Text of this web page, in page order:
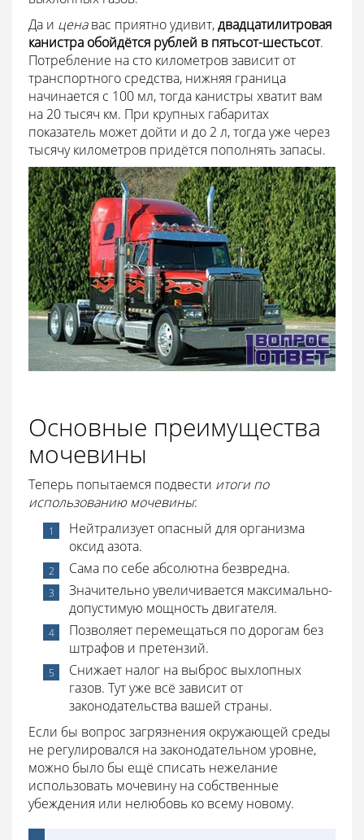
Да и ценавас приятно удивит,двадцатилитровая
канистра обойдётся рублей в пятьсот-шестьсот.
Потребление на сто километров зависит от
транспортного средства, нижняя граница
начинается с 100 мл, тогда канистры хватит вам
на 20 тысяч км. При крупных габаритах
показатель может дойти и до 2 л, тогда уже через
тысячу километров придётся пополнять запасы.
Основные преимущества
мочевины
Теперь попытаемся подвести итоги по
использованию мочевины:
Нейтрализует опасный для организма
оксид азота.
Сама по себе абсолютна безвредна.
Значительно увеличивается максимально-
допустимую мощность двигателя.
Позволяет перемещаться по дорогам без
штрафов и претензий.
Снижает налог на выброс выхлопных
газов. Тут уже всё зависит от
законодательства вашей страны.
Если бы вопрос загрязнения окружающей среды
не регулировался на законодательном уровне,
можно было бы ещё списать нежелание
использовать мочевину на собственные
убеждения или нелюбовь ко всему новому.